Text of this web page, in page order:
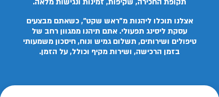
אצלנו תוכלו ליהנות מ"ראש שקט", כשאתם מבצעים
עסקת ליסינג תפעולי. אתם תיהנו ממגוון רחב של
טיפולים ושירותים, תשלום גמיש ונוח, חיסכון משמעותי
בזמן הרכישה, ושירות מקיף וכולל, על הזמן.